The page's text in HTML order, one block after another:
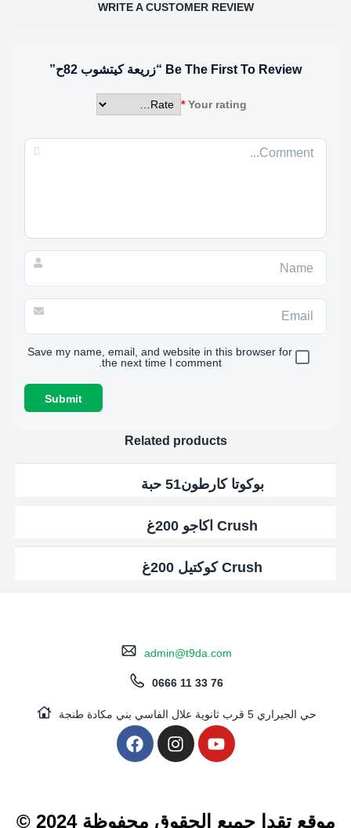
WRITE A CUSTOMER REVIEW
Be The First To Review “زريعة كيتشوب 82ح”
Your rating
*
Save my name, email, and website in this browser for
the next time I comment.
Related products
بوكوتا كارطون51 حبة
Crush اكاجو 200غ
Crush كوكتيل 200غ
admin@t9da.com
0666 11 33 76
حي الجيراري 5 قرب ثانوية علال الفاسي بني مكادة طنجة
© 2024 موقع تقدا جميع الحقوق محفوظة